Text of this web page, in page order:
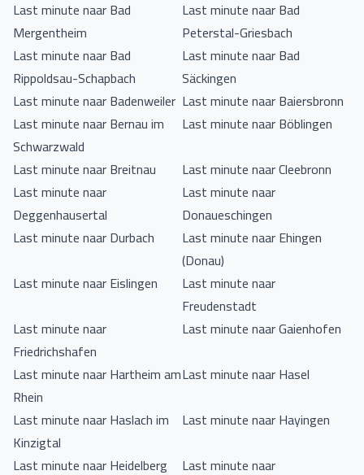
Last minute naar Bad
Mergentheim
Last minute naar Bad
Peterstal-Griesbach
Last minute naar Bad
Rippoldsau-Schapbach
Last minute naar Bad
Säckingen
Last minute naar Badenweiler Last minute naar Baiersbronn
Last minute naar Bernau im
Schwarzwald
Last minute naar Böblingen
Last minute naar Breitnau
Last minute naar Cleebronn
Last minute naar
Deggenhausertal
Last minute naar
Donaueschingen
Last minute naar Durbach
Last minute naar Ehingen
(Donau)
Last minute naar Eislingen
Last minute naar
Freudenstadt
Last minute naar
Friedrichshafen
Last minute naar Gaienhofen
Last minute naar Hartheim am
Rhein
Last minute naar Hasel
Last minute naar Haslach im
Kinzigtal
Last minute naar Hayingen
Last minute naar Heidelberg
Last minute naar